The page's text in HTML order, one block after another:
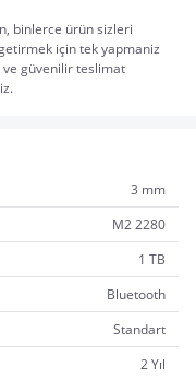
binlerce ürün sizleri
için tek yapmaniz
güvenilir teslimat
3 mm
M2 2280
1 TB
Bluetooth
Standart
2 Yıl